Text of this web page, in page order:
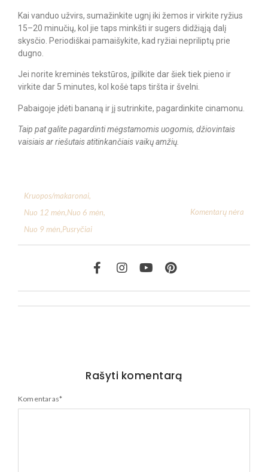
Kai vanduo užvirs, sumažinkite ugnį iki žemos ir virkite ryžius
15–20 minučių, kol jie taps minkšti ir sugers didžiąją dalį
skysčio. Periodiškai pamaišykite, kad ryžiai nepriliptų prie
dugno.
Jei norite kreminės tekstūros, įpilkite dar šiek tiek pieno ir
virkite dar 5 minutes, kol košė taps tiršta ir švelni.
Pabaigoje įdėti bananą ir jį sutrinkite, pagardinkite cinamonu.
Taip pat galite pagardinti mėgstamomis uogomis, džiovintais
vaisiais ar riešutais atitinkančiais vaikų amžių.
Kruopos/makaronai,
Nuo 12 mėn,Nuo 6 mėn,
Nuo 9 mėn,Pusryčiai
Komentarų nėra
Rašyti komentarą
Komentaras*